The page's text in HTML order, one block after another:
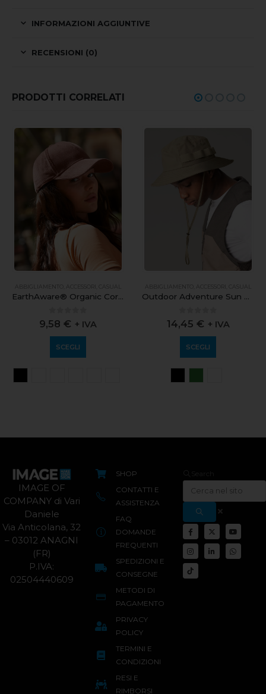
INFORMAZIONI AGGIUNTIVE
RECENSIONI (0)
PRODOTTI CORRELATI
ABBIGLIAMENTO ACCESSORI CASUAL
EarthAware® Organic Cord Baseball Cap
0 out of 5
9,58 € + IVA
SCEGLI
ABBIGLIAMENTO ACCESSORI CASUAL
Outdoor Adventure Sun Hat
0out of 5
14,45 € + IVA
SCEGLI
IMAGE OF
COMPANY di Vari
Daniele
Via Anticolana, 32
– 03012 ANAGNI
(FR)
P.IVA:
02504440609
SHOP
CONTATTI E
ASSISTENZA
FAQ
DOMANDE
FREQUENTI
SPEDIZIONI E
CONSEGNE
METODI DI
PAGAMENTO
PRIVACY
POLICY
TERMINI E
CONDIZIONI
RESI E
RIMBORSI